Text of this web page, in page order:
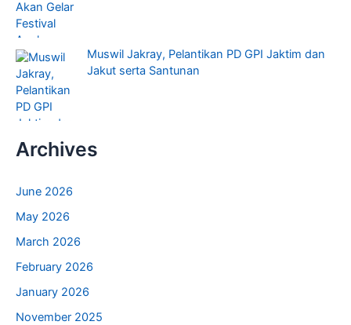
Muswil Jakray, Pelantikan PD GPI Jaktim dan
Jakut serta Santunan
Archives
June 2026
May 2026
March 2026
February 2026
January 2026
November 2025